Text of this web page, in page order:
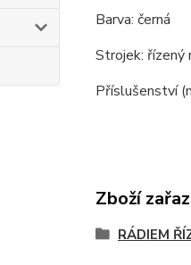
Barva: černá
Strojek: řízený
Příslušenství
Zboží
RÁDIEM